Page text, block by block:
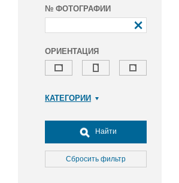
№ ФОТОГРАФИИ
ОРИЕНТАЦИЯ
КАТЕГОРИИ
Досуг, туризм и отдых
Культура
Медицина
Найти
Сбросить фильтр